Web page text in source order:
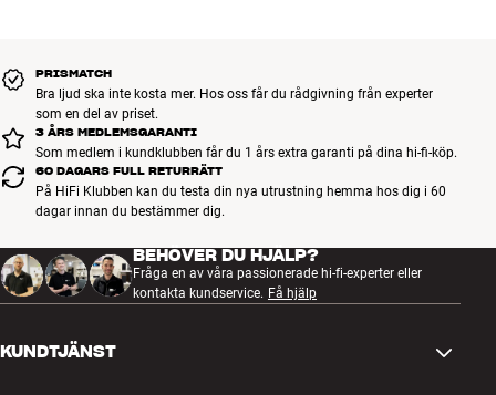
PRISMATCH
Bra ljud ska inte kosta mer. Hos oss får du rådgivning från experter
som en del av priset.
3 ÅRS MEDLEMSGARANTI
Som medlem i kundklubben får du 1 års extra garanti på dina hi-fi-köp.
60 DAGARS FULL RETURRÄTT
På HiFi Klubben kan du testa din nya utrustning hemma hos dig i 60
dagar innan du bestämmer dig.
BEHÖVER DU HJÄLP?
Fråga en av våra passionerade hi-fi-experter eller
kontakta kundservice. Få hjälp
KUNDTJÄNST